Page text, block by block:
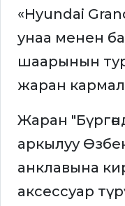
«Hyundai
унаа менен
шаарынын
жаран
Жаран
аркылуу
анклавына
аксессуар